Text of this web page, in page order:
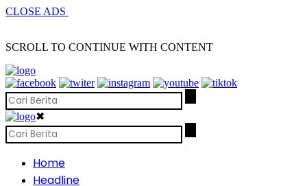
CLOSE ADS
SCROLL TO CONTINUE WITH CONTENT
✖
Home
Headline